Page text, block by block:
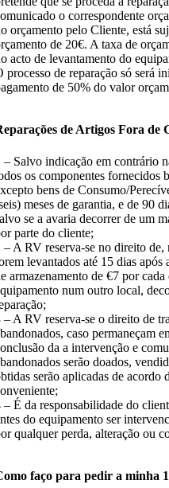
o correspondente
orçamento pelo Cliente, está
de 20€. A taxa de
acto de levantamento do
processo de reparação só será
de 50% do valor
de Artigos Fora de
– Salvo indicação em contrário
os componentes fornecidos
bens de Consumo/
meses de garantia, e de 90
se a avaria decorrer de um
parte do cliente;
– A RV reserva-se no direito de,
levantados até 15 dias após
armazenamento de €7 por
num outro local,
– A RV reserva-se o direito de
caso permaneçam
da a intervenção e
serão doados,
serão aplicadas de
– É da responsabilidade do
do equipamento ser
qualquer perda, alteração ou
faço para pedir a minha